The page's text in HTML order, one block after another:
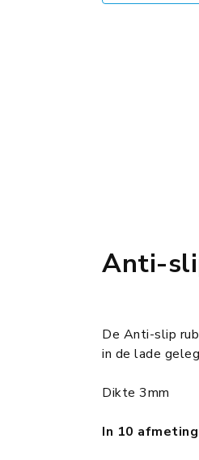
Anti-
De Anti-slip
in de lade
Dikte 3mm
In 10